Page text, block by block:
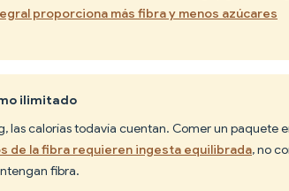
proporciona más fibra y menos azúcares
ilimitado
las calorías todavía cuentan. Comer un paquete
de la fibra requieren ingesta equilibrada, no
fibra.